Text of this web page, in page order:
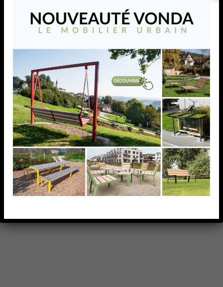
Tablette latérale VONDA
La tablette latérale VONDA se fixe facilement sur les
bancs, banquettes, fauteuils et tabourets de la
collection. Elle offre une surface d’appoint pratique
pour poser une boisson, un repas, un livre ou tout
autre objet du quotidien.
AJOUTER À MA LISTE